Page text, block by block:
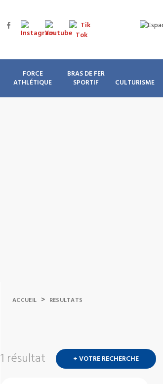
FORCE
ATHLÉTIQUE
BRAS DE FER
SPORTIF
CULTURISME
ACCUEIL > RESULTATS
1 résultat + VOTRE RECHERCHE